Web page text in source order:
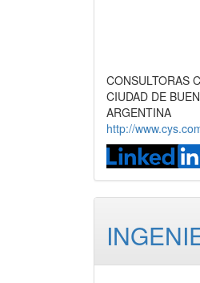
CONSULTORAS
CIUDAD DE
ARGENTINA
http://